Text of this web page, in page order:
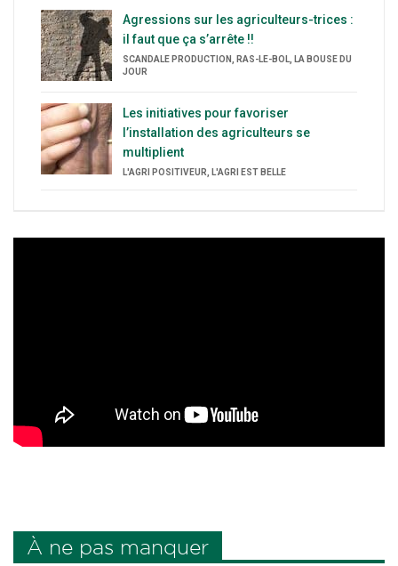
Agressions sur les agriculteurs-trices :
il faut que ça s’arrête !!
SCANDALE PRODUCTION, RAS-LE-BOL, LA BOUSE DU
JOUR
Les initiatives pour favoriser
l’installation des agriculteurs se
multiplient
L'AGRI POSITIVEUR, L'AGRI EST BELLE
À ne pas manquer